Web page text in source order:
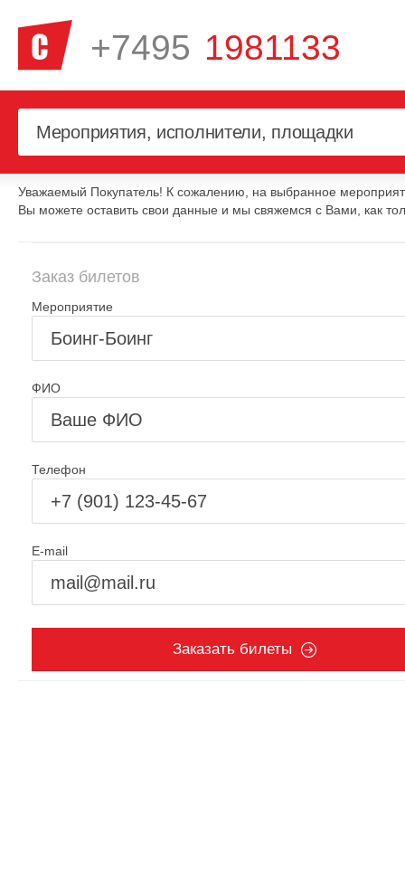
+7495 1981133
Уважаемый Покупатель! К сожалению, на выбранное
Вы можете оставить свои данные и мы свяжемся с Вами, как
Заказ билетов
Мероприятие
ФИО
Телефон
E-mail
Заказать билеты